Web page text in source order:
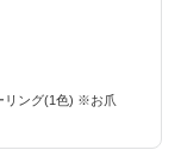
リング(1色) ※お爪